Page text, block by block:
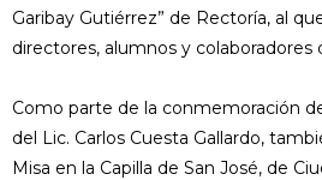
Garibay Gutiérrez” de Rectoría, al
directores, alumnos y colaboradores
Como parte de la conmemoración
del Lic. Carlos Cuesta Gallardo,
Misa en la Capilla de San José, de